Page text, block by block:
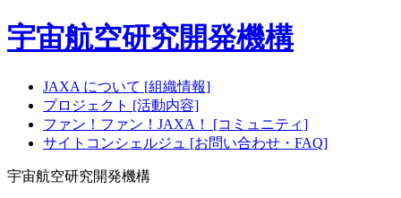
宇宙航空研究開発機構
JAXA について [組織情報]
プロジェクト [活動内容]
ファン！ファン！JAXA！ [コミュニティ]
サイトコンシェルジュ [お問い合わせ・FAQ]
宇宙航空研究開発機構